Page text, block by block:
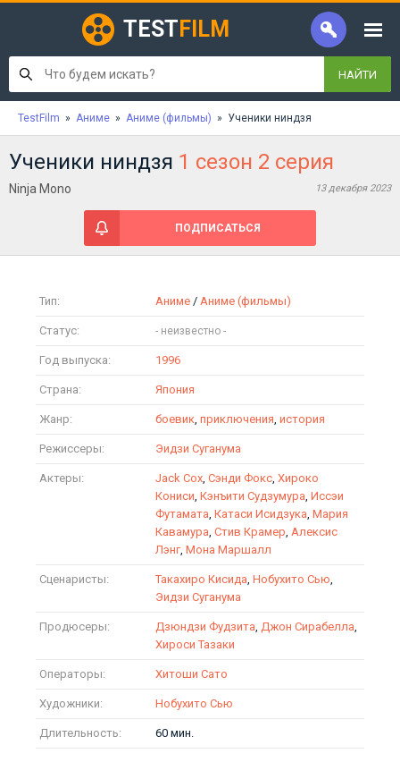
TEST FILM
НАЙТИ
TestFilm » Аниме » Аниме (фильмы) » Ученики ниндзя
Ученики ниндзя 1 сезон 2 серия
Ninja Mono 13 декабря 2023
ПОДПИСАТЬСЯ
Тип: Аниме / Аниме (фильмы)
Статус:
Год выпуска: 1996
Страна: Япония
Жанр: боевик, приключения, история
Режиссеры: Эидзи Суганума
Актеры: Jack Cox, Сэнди Фокс, Хироко
Кониси, Кэнъити Судзумура, Иссэи
Футамата, Катаси Исидзука, Мария
Кавамура, Стив Крамер, Алексис
Лэнг, Мона Маршалл
Сценаристы: Такахиро Кисида, Нобухито Сью,
Эидзи Суганума
Продюсеры: Дзюндзи Фудзита, Джон Сирабелла,
Хироси Тазаки
Операторы: Хитоши Сато
Художники: Нобухито Сью
Длительность: 60 мин.